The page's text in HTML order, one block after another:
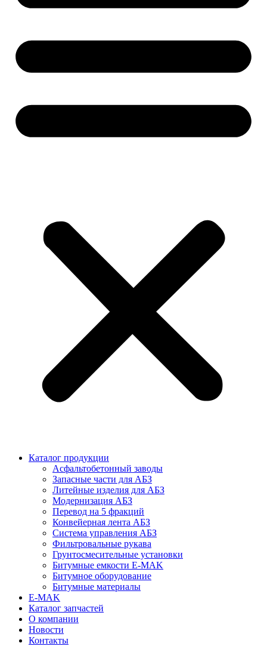
Каталог продукции
Асфальтобетонный заводы
Запасные части для АБЗ
Литейные изделия для АБЗ
Модернизация АБЗ
Перевод на 5 фракций
Конвейерная лента АБЗ
Система управления АБЗ
Фильтровальные рукава
Грунтосмесительные установки
Битумные емкости E-MAK
Битумное оборудование
Битумные материалы
E-MAK
Каталог запчастей
О компании
Новости
Контакты